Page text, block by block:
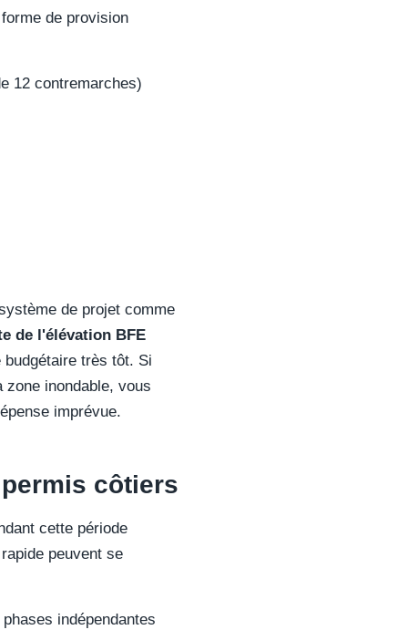
de provision
12 contremarches)
de projet comme
de l'élévation BFE
très tôt. Si
inondable, vous
imprévue.
côtiers
cette période
peuvent se
indépendantes